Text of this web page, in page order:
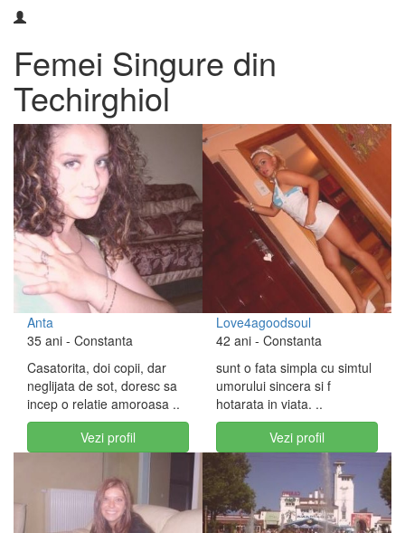
Femei Singure din
Techirghiol
Anta
35 ani - Constanta
Casatorita, doi copii, dar
neglijata de sot, doresc sa
incep o relatie amoroasa ..
Vezi profil
Love4agoodsoul
42 ani - Constanta
sunt o fata simpla cu simtul
umorului sincera si f
hotarata in viata. ..
Vezi profil